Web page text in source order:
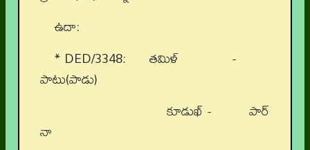
ఉదా:
* DED/3348: తమిళ్ -
పాటు(పాడు)
కూడుఖ్ - పార్
నా